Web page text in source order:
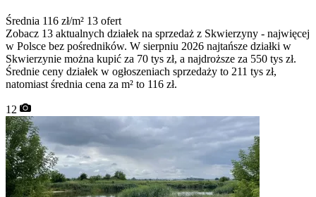
Średnia 116 zł/m² 13 ofert
Zobacz 13 aktualnych działek na sprzedaż z Skwierzyny - najwięcej
w Polsce bez pośredników. W sierpniu 2026 najtańsze działki w
Skwierzynie można kupić za 70 tys zł, a najdroższe za 550 tys zł.
Średnie ceny działek w ogłoszeniach sprzedaży to 211 tys zł,
natomiast średnia cena za m² to 116 zł.
12